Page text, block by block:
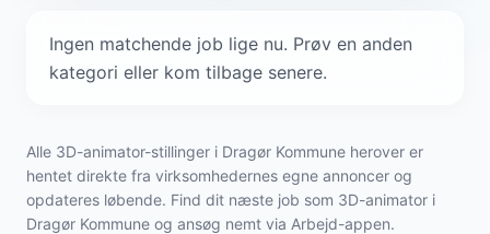
Ingen matchende job lige nu. Prøv en anden
kategori eller kom tilbage senere.
Alle 3D-animator-stillinger i Dragør Kommune herover er
hentet direkte fra virksomhedernes egne annoncer og
opdateres løbende. Find dit næste job som 3D-animator i
Dragør Kommune og ansøg nemt via Arbejd-appen.